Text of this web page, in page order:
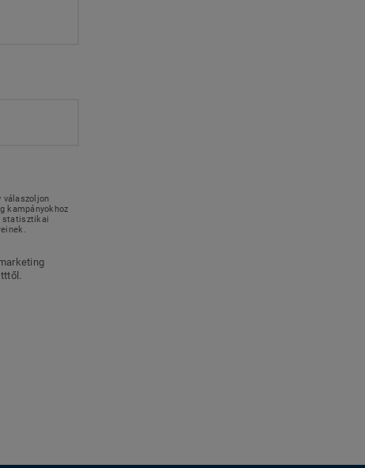
válaszoljon
kampányokhoz
statisztikai